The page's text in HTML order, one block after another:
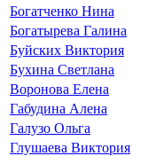
Богатченко Нина
Богатырева Галина
Буйских Виктория
Бухина Светлана
Воронова Елена
Габудина Алена
Галузо Ольга
Глушаева Виктория